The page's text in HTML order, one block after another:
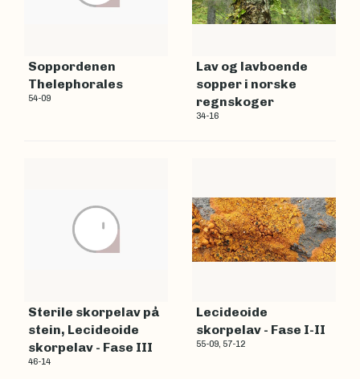
Soppordenen
Thelephorales
54-09
Lav og lavboende
sopper i norske
regnskoger
34-16
Sterile skorpelav på
stein, Lecideoide
skorpelav - Fase III
46-14
Lecideoide
skorpelav - Fase I-II
55-09, 57-12